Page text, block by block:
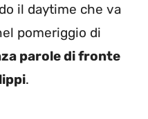
il daytime che va
pomeriggio di
parole di fronte
.